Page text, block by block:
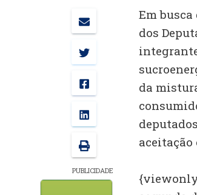
PUBLICIDADE
Em
dos
da